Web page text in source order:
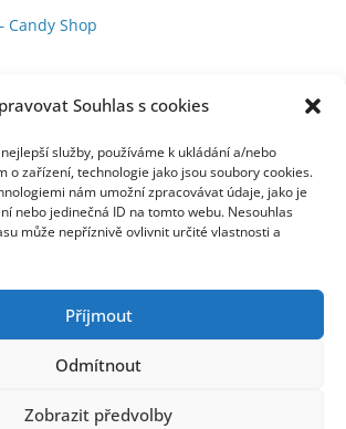
Souhlas s cookies
služby, používáme k ukládání a/nebo
o zařízení, technologie jako jsou soubory cookies.
nám umožní zpracovávat údaje, jako je
nebo jedinečná ID na tomto webu. Nesouhlas
může nepříznivě ovlivnit určité vlastnosti a
Příjmout
Odmítnout
Zobrazit předvolby
Candy Shop